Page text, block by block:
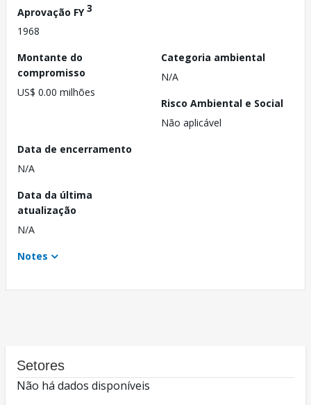
Aprovação FY3
1968
Montante do
compromisso
US$ 0.00 milhões
Categoria ambiental
N/A
Risco Ambiental e Social
Não aplicável
Data de encerramento
N/A
Data da última
atualização
N/A
Notes
Setores
Não há dados disponíveis